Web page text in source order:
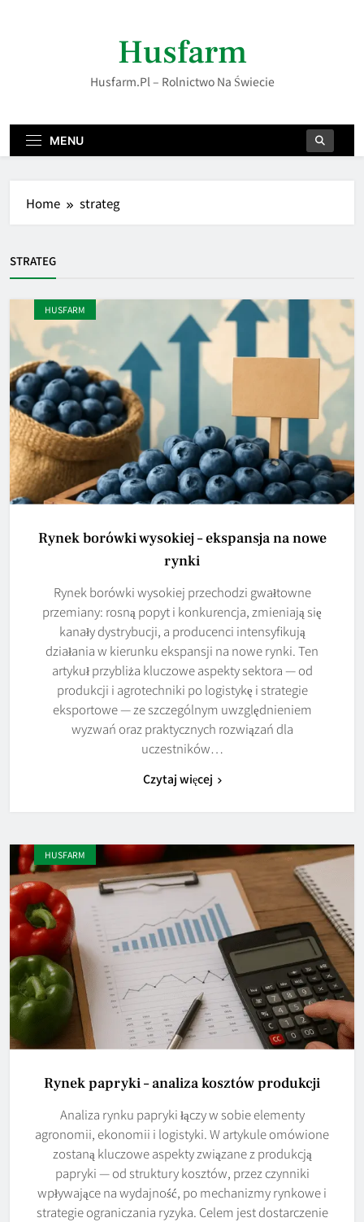
Husfarm
Husfarm.pl – Rolnictwo Na Świecie
MENU
Home strateg
STRATEG
HUSFARM
Rynek borówki wysokiej – ekspansja na nowe
rynki
Rynek borówki wysokiej przechodzi gwałtowne
przemiany: rosną popyt i konkurencja, zmieniają się
kanały dystrybucji, a producenci intensyfikują
działania w kierunku ekspansji na nowe rynki. Ten
artykuł przybliża kluczowe aspekty sektora — od
produkcji i agrotechniki po logistykę i strategie
eksportowe — ze szczególnym uwzględnieniem
wyzwań oraz praktycznych rozwiązań dla
uczestników…
Czytaj więcej
HUSFARM
Rynek papryki – analiza kosztów produkcji
Analiza rynku papryki łączy w sobie elementy
agronomii, ekonomii i logistyki. W artykule omówione
zostaną kluczowe aspekty związane z produkcją
papryki — od struktury kosztów, przez czynniki
wpływające na wydajność, po mechanizmy rynkowe i
strategie ograniczania ryzyka. Celem jest dostarczenie